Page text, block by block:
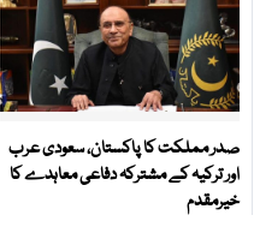
صدر مملکت کا پاکستان، سعودی عرب
اور ترکیہ کے مشترکہ دفاعی معاہدے کا
خیرمقدم